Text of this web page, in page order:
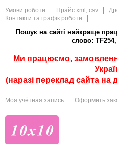
Умови роботи Прайс xml, csv
Контакти та графік роботи
Пошук на сайті найкраще
слово:
Ми працюємо,
(наразі переклад сайта
Моя учётная запись Оформить